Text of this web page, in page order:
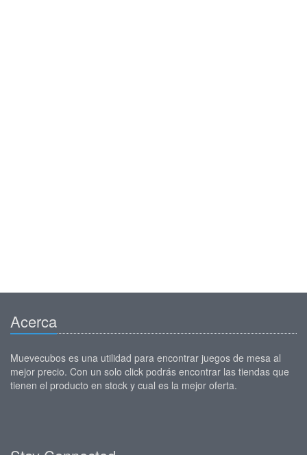
Acerca
Muevecubos es una utilidad para encontrar juegos de mesa al
mejor precio. Con un solo click podrás encontrar las tiendas que
tienen el producto en stock y cual es la mejor oferta.